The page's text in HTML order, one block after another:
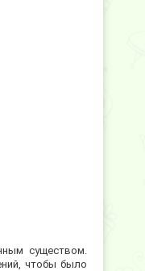
существом.
чтобы было